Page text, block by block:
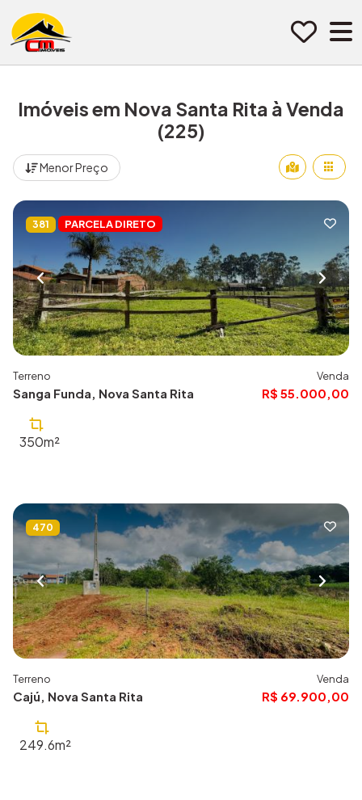
Imóveis em Nova Santa Rita à Venda
(225)
Menor Preço
381 PARCELA DIRETO
Terreno
Sanga Funda, Nova Santa Rita
Venda
R$ 55.000,00
350m²
470
Terreno
Cajú, Nova Santa Rita
Venda
R$ 69.900,00
249.6m²